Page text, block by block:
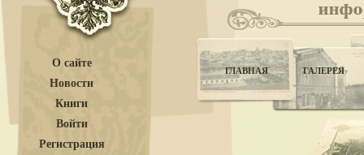
О сайте
Новости
Книги
Войти
Регистрация
ГЛАВНАЯ ГАЛЕРЕЯ